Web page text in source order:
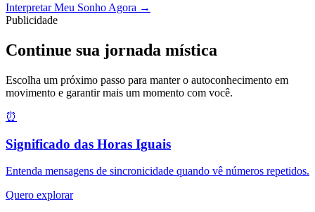
Interpretar Meu Sonho Agora →
Publicidade
Continue sua jornada mística
Escolha um próximo passo para manter o autoconhecimento em
movimento e garantir mais um momento com você.
⏰
Significado das Horas Iguais
Entenda mensagens de sincronicidade quando vê números repetidos.
Quero explorar